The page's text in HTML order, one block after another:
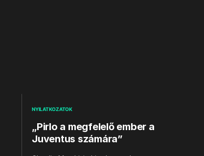
NYILATKOZATOK
„Pirlo a megfelelő ember a
Juventus számára”